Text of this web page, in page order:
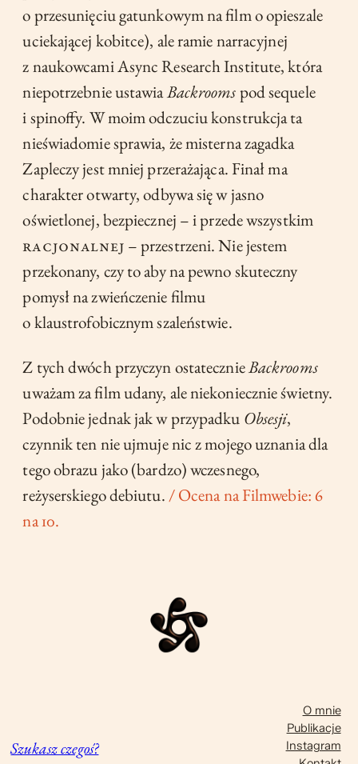
o przesunięciu gatunkowym na film o opieszale
uciekającej kobitce), ale ramie narracyjnej
z naukowcami Async Research Institute, która
niepotrzebnie ustawiaBackroomspod sequele
i spinoffy. W moim odczuciu konstrukcja ta
nieświadomie sprawia, że misterna zagadka
Zapleczy jest mniej przerażająca. Finał ma
charakter otwarty, odbywa się w jasno
oświetlonej, bezpiecznej – i przede wszystkim
racjonalnej – przestrzeni. Nie jestem
przekonany, czy to aby na pewno skuteczny
pomysł na zwieńczenie filmu
o klaustrofobicznym szaleństwie.
Z tych dwóch przyczyn ostatecznieBackrooms
uważam za film udany, ale niekoniecznie świetny.
Podobnie jednak jak w przypadku Obsesji,
czynnik ten nie ujmuje nic z mojego uznania dla
tego obrazu jako (bardzo) wczesnego,
reżyserskiego debiutu. / Ocena na Filmwebie: 6
na 10.
Szukasz czegoś?
O mnie
Publikacje
Instagram